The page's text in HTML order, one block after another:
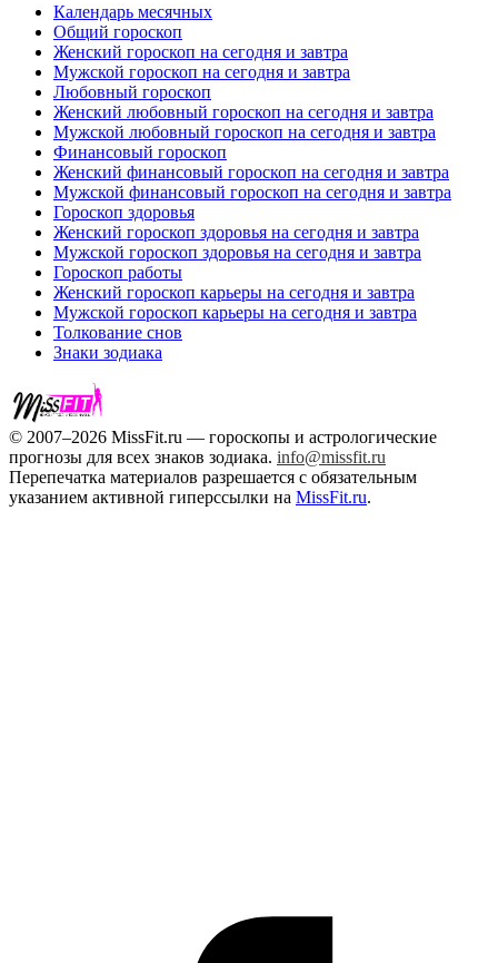
Календарь месячных
Общий гороскоп
Женский гороскоп на сегодня и завтра
Мужской гороскоп на сегодня и завтра
Любовный гороскоп
Женский любовный гороскоп на сегодня и завтра
Мужской любовный гороскоп на сегодня и завтра
Финансовый гороскоп
Женский финансовый гороскоп на сегодня и завтра
Мужской финансовый гороскоп на сегодня и завтра
Гороскоп здоровья
Женский гороскоп здоровья на сегодня и завтра
Мужской гороскоп здоровья на сегодня и завтра
Гороскоп работы
Женский гороскоп карьеры на сегодня и завтра
Мужской гороскоп карьеры на сегодня и завтра
Толкование снов
Знаки зодиака
© 2007–2026 MissFit.ru — гороскопы и астрологические
прогнозы для всех знаков зодиака. info@missfit.ru
Перепечатка материалов разрешается с обязательным
указанием активной гиперссылки на MissFit.ru.